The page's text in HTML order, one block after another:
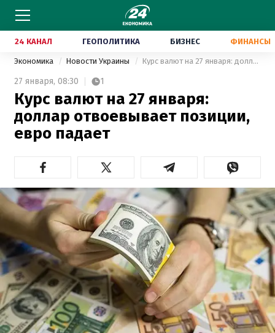
24 КАНАЛ ГЕОПОЛИТИКА БИЗНЕС ФИНАНСЫ
Экономика Новости Украины Курс валют на 27 января: доллар отвоевывает позиции, евро падает
27 января, 08:30 1
Курс валют на 27 января:
доллар отвоевывает позиции,
евро падает